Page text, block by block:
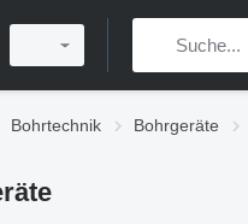
Bohrtechnik Bohrgeräte